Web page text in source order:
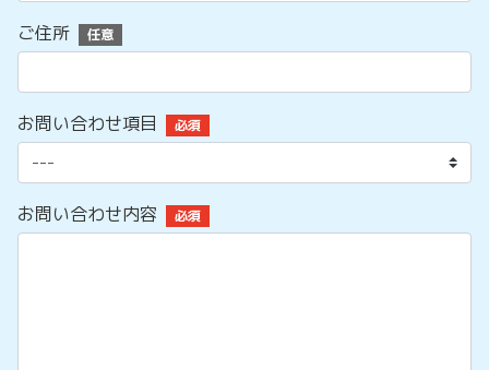
ご住所 任意
お問い合わせ項目 必須
お問い合わせ内容 必須